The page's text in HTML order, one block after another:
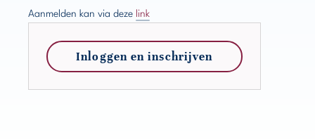
Aanmelden kan via deze link
Inloggen en inschrijven